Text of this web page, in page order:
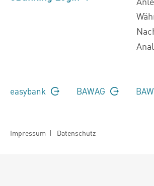
easybank BAWAG
Impressum | Datenschutz